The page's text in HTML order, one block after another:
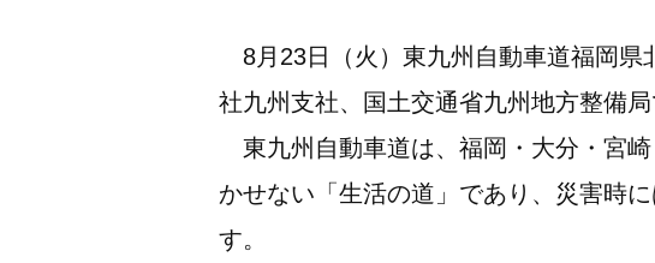
8月23日（火）東九州自動車道福岡県
社九州支社、国土交通省九州地方整備局
東九州自動車道は、福岡・大分・宮
かせない「生活の道」であり、災害時
す。